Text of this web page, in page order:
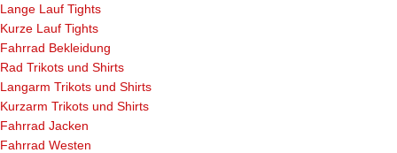
Lange Lauf Tights
Kurze Lauf Tights
Fahrrad Bekleidung
Rad Trikots und Shirts
Langarm Trikots und Shirts
Kurzarm Trikots und Shirts
Fahrrad Jacken
Fahrrad Westen